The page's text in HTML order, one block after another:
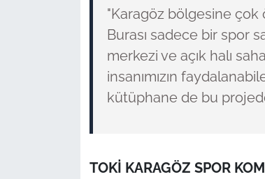
"Karagöz bölgesine çok
Burası sadece bir spor
merkezi ve açık halı
insanımızın
kütüphane de bu
TOKİ KARAGÖZ SPOR